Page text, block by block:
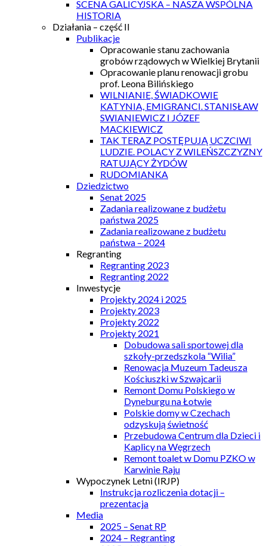
SCENA GALICYJSKA – NASZA WSPÓLNA
HISTORIA
Działania – część II
Publikacje
Opracowanie stanu zachowania
grobów rządowych w Wielkiej Brytanii
Opracowanie planu renowacji grobu
prof. Leona Bilińskiego
WILNIANIE, ŚWIADKOWIE
KATYNIA, EMIGRANCI. STANISŁAW
SWIANIEWICZ I JÓZEF
MACKIEWICZ
TAK TERAZ POSTĘPUJĄ UCZCIWI
LUDZIE. POLACY Z WILEŃSZCZYZNY
RATUJĄCY ŻYDÓW
RUDOMIANKA
Dziedzictwo
Senat 2025
Zadania realizowane z budżetu
państwa 2025
Zadania realizowane z budżetu
państwa – 2024
Regranting
Regranting 2023
Regranting 2022
Inwestycje
Projekty 2024 i 2025
Projekty 2023
Projekty 2022
Projekty 2021
Dobudowa sali sportowej dla
szkoły-przedszkola “Wilia”
Renowacja Muzeum Tadeusza
Kościuszki w Szwajcarii
Remont Domu Polskiego w
Dyneburgu na Łotwie
Polskie domy w Czechach
odzyskują świetność
Przebudowa Centrum dla Dzieci i
Kaplicy na Węgrzech
Remont toalet w Domu PZKO w
Karwinie Raju
Wypoczynek Letni (IRJP)
Instrukcja rozliczenia dotacji –
prezentacja
Media
2025 – Senat RP
2024 – Regranting